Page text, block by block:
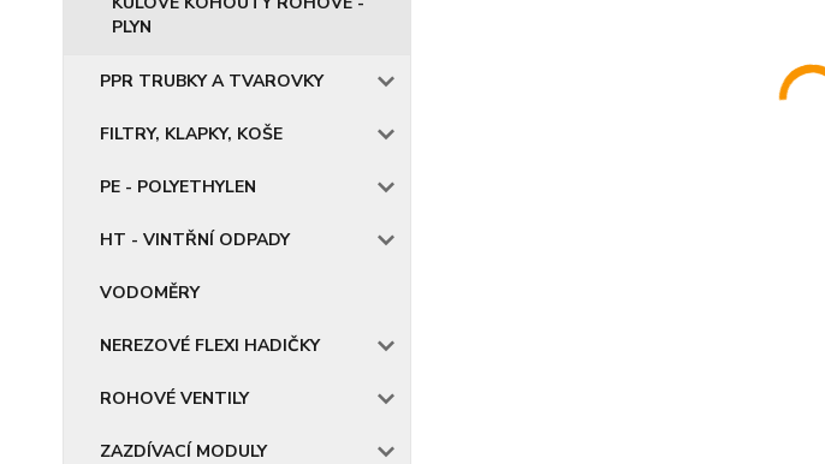
PLYN
PPR TRUBKY A TVAROVKY
FILTRY, KLAPKY, KOŠE
PE - POLYETHYLEN
HT - VINTŘNÍ ODPADY
VODOMĚRY
NEREZOVÉ FLEXI HADIČKY
ROHOVÉ VENTILY
ZAZDÍVACÍ MODULY